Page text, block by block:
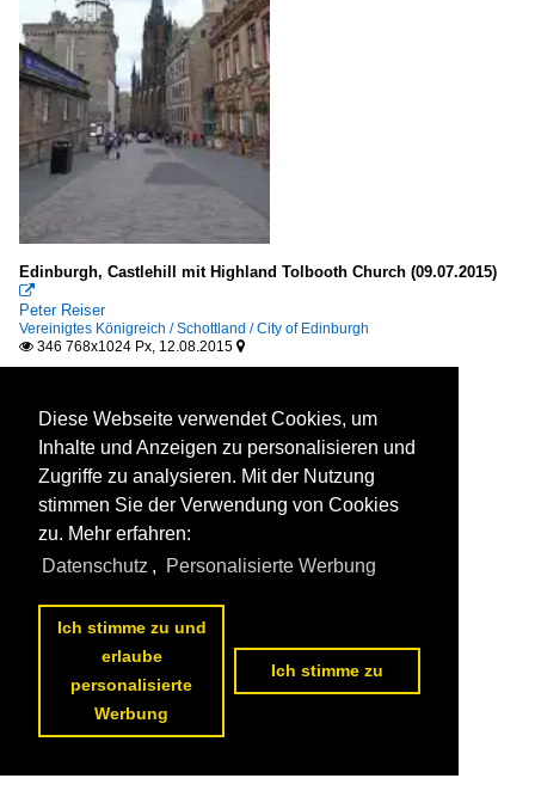
Edinburgh, Castlehill mit Highland Tolbooth Church (09.07.2015)

Peter Reiser
Vereinigtes Königreich / Schottland / City of Edinburgh
 346 768x1024 Px, 12.08.2015 
Diese Webseite verwendet Cookies, um
Inhalte und Anzeigen zu personalisieren und
Zugriffe zu analysieren. Mit der Nutzung
stimmen Sie der Verwendung von Cookies
zu. Mehr erfahren:
Datenschutz , Personalisierte Werbung
Ich stimme zu und
erlaube
personalisierte
Werbung
Ich stimme zu